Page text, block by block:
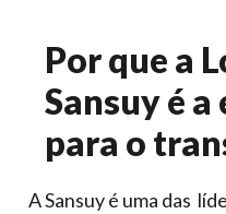
Por que a
Sansuy é
para o
A Sansuy é uma das